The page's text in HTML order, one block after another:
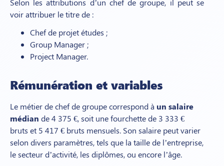
Selon les attributions d’un chef de groupe, il peut se
voir attribuer le titre de :
Chef de projet études ;
Group Manager ;
Project Manager.
Rémunération et variables
Le métier de chef de groupe correspond à un salaire
médian de 4 375 €, soit une fourchette de 3 333 €
bruts et 5 417 € bruts mensuels. Son salaire peut varier
selon divers paramètres, tels que la taille de l’entreprise,
le secteur d’activité, les diplômes, ou encore l’âge.